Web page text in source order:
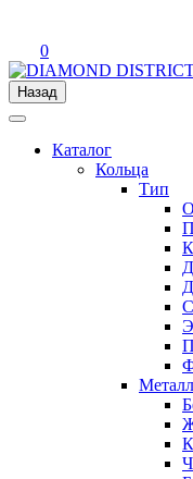
0
Назад
Каталог
Кольца
Тип
Металл